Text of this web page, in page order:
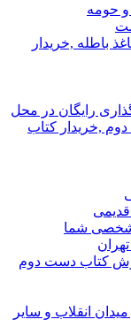
و حومه
باطله ,خریدار
رایگان در محل
,خریدار کتاب
شخصی شما
کتاب دست دوم
انقلاب و سایر